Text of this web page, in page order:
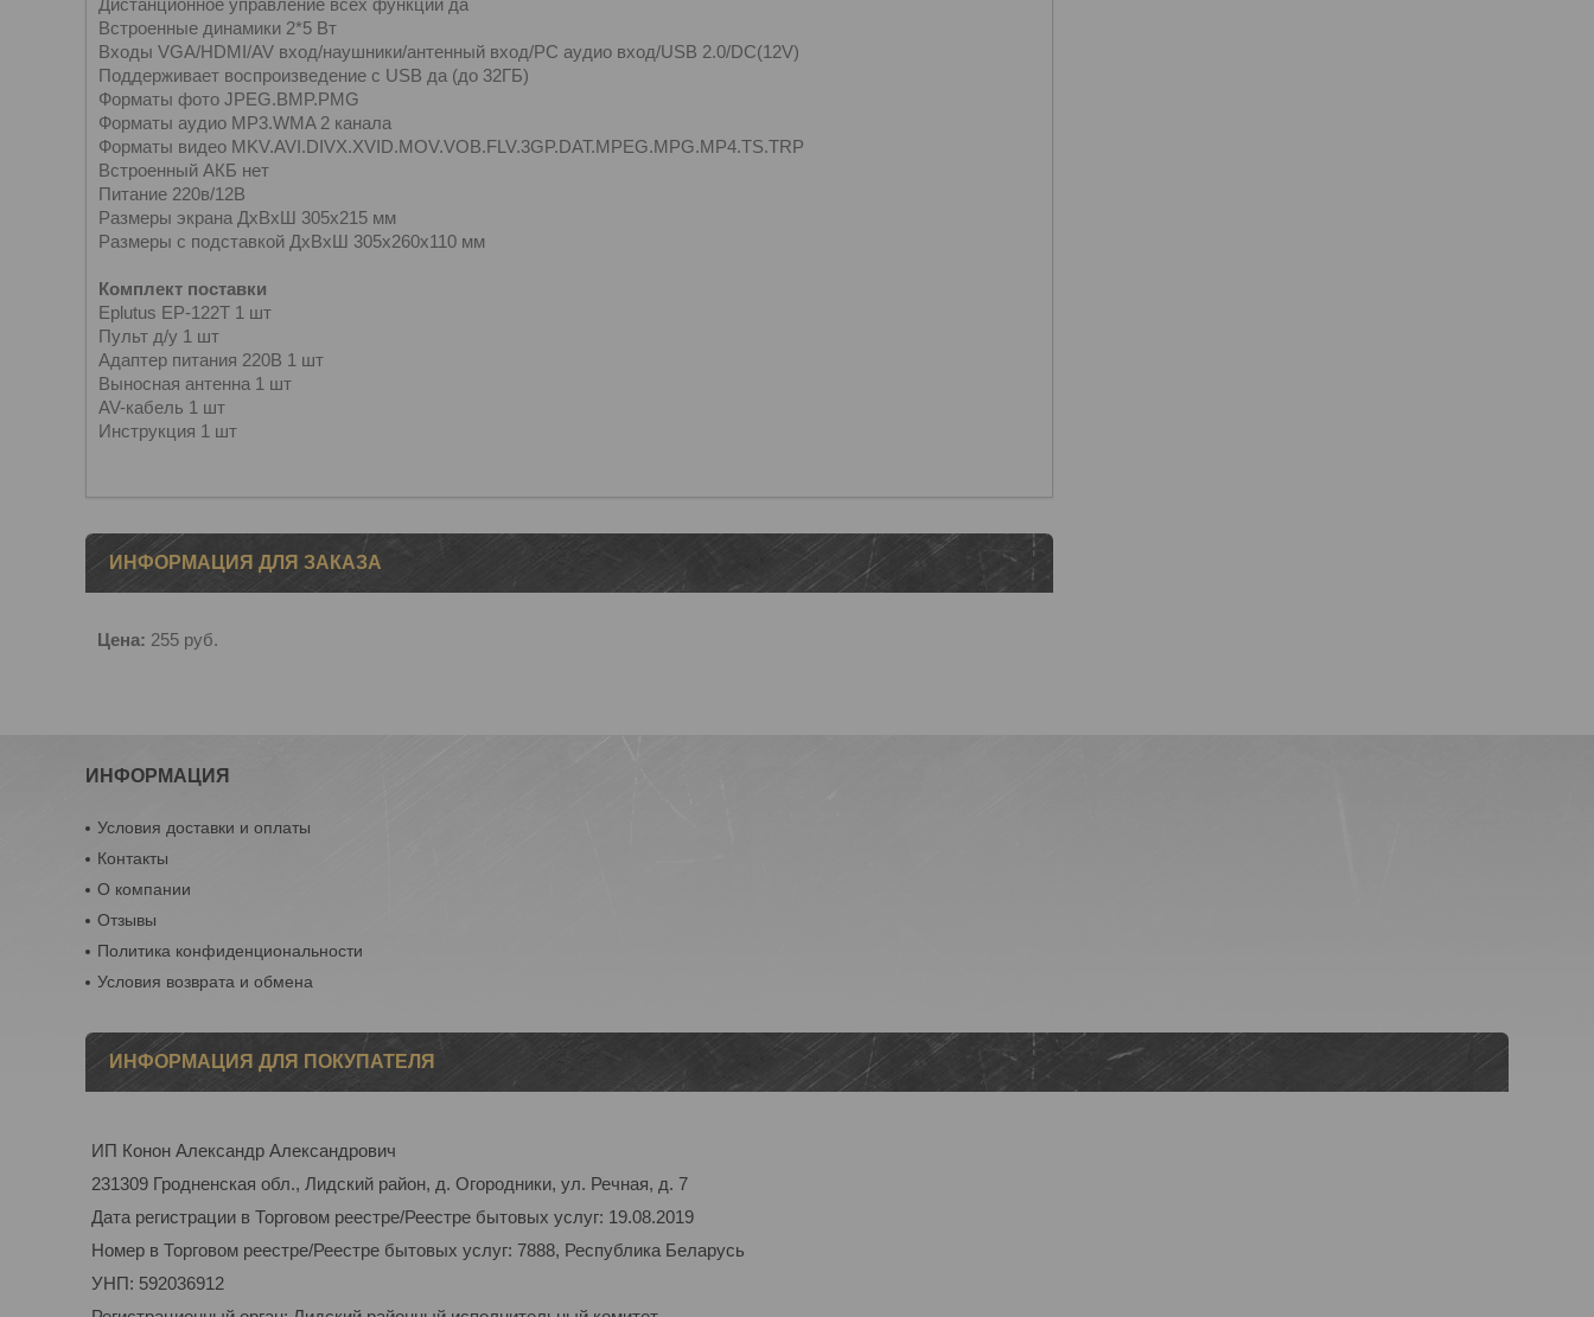
Дистанционное управление всех функции да
Встроенные динамики 2*5 Вт
Входы VGA/HDMI/AV вход/наушники/антенный вход/PC аудио вход/USB 2.0/DC(12V)
Поддерживает воспроизведение с USB да (до 32ГБ)
Форматы фото JPEG.BMP.PMG
Форматы аудио MP3.WMA 2 канала
Форматы видео MKV.AVI.DIVX.XVID.MOV.VOB.FLV.3GP.DAT.MPEG.MPG.MP4.TS.TRP
Встроенный АКБ нет
Питание 220в/12В
Размеры экрана ДхВхШ 305х215 мм
Размеры с подставкой ДхВхШ 305х260х110 мм
Комплект поставки
Eplutus EP-122T 1 шт
Пульт д/у 1 шт
Адаптер питания 220В 1 шт
Выносная антенна 1 шт
AV-кабель 1 шт
Инструкция 1 шт
ИНФОРМАЦИЯ ДЛЯ ЗАКАЗА
Цена: 255 руб.
ИНФОРМАЦИЯ
Условия доставки и оплаты
Контакты
О компании
Отзывы
Политика конфиденциональности
Условия возврата и обмена
ИНФОРМАЦИЯ ДЛЯ ПОКУПАТЕЛЯ
ИП Конон Александр Александрович
231309 Гродненская обл., Лидский район, д. Огородники, ул. Речная, д. 7
Дата регистрации в Торговом реестре/Реестре бытовых услуг: 19.08.2019
Номер в Торговом реестре/Реестре бытовых услуг: 7888, Республика Беларусь
УНП: 592036912